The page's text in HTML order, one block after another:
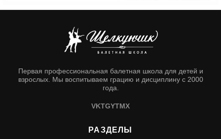
Первая профессиональная балетная школа для детей и
взрослых. Мы воспитываем грацию и дисциплину с 2000
года.
VKTGYTMX
РАЗДЕЛЫ